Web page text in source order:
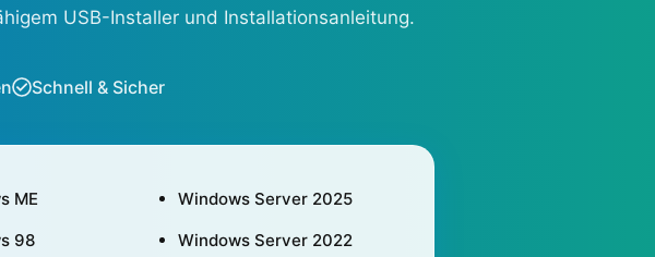
USB-Installer und Installationsanleitung.
Schnell & Sicher
ME
98
Windows Server 2025
Windows Server 2022